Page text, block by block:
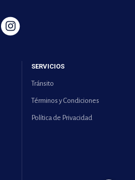
SERVICIOS
Tránsito
Términos y Condiciones
Política de Privacidad